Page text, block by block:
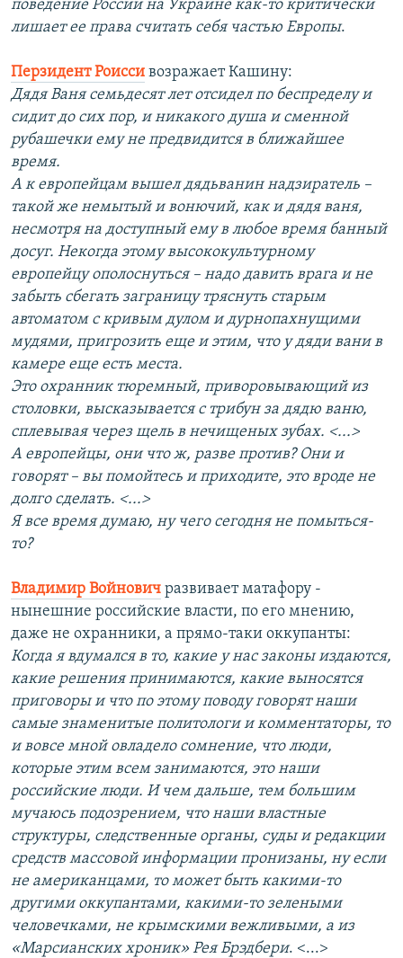
поведение России на Украине как-то критически
лишает ее права считать себя частью Европы.
Перзидент Роисси возражает Кашину:
Дядя Ваня семьдесят лет отсидел по беспределу и
сидит до сих пор, и никакого душа и сменной
рубашечки ему не предвидится в ближайшее
время.
А к европейцам вышел дядьванин надзиратель –
такой же немытый и вонючий, как и дядя ваня,
несмотря на доступный ему в любое время банный
досуг. Некогда этому высококультурному
европейцу ополоснуться – надо давить врага и не
забыть сбегать заграницу тряснуть старым
автоматом с кривым дулом и дурнопахнущими
мудями, пригрозить еще и этим, что у дяди вани в
камере еще есть места.
Это охранник тюремный, приворовывающий из
столовки, высказывается с трибун за дядю ваню,
сплевывая через щель в нечищеных зубах. <...>
А европейцы, они что ж, разве против? Они и
говорят – вы помойтесь и приходите, это вроде не
долго сделать. <...>
Я все время думаю, ну чего сегодня не помыться-
то?
Владимир Войнович развивает матафору -
нынешние российские власти, по его мнению,
даже не охранники, а прямо-таки оккупанты:
Когда я вдумался в то, какие у нас законы издаются,
какие решения принимаются, какие выносятся
приговоры и что по этому поводу говорят наши
самые знаменитые политологи и комментаторы, то
и вовсе мной овладело сомнение, что люди,
которые этим всем занимаются, это наши
российские люди. И чем дальше, тем большим
мучаюсь подозрением, что наши властные
структуры, следственные органы, суды и редакции
средств массовой информации пронизаны, ну если
не американцами, то может быть какими-то
другими оккупантами, какими-то зелеными
человечками, не крымскими вежливыми, а из
«Марсианских хроник» Рея Брэдбери. <...>